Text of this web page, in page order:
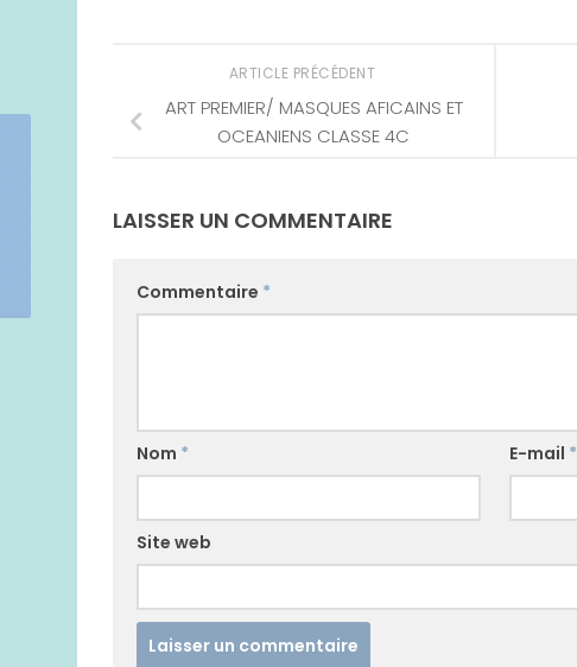
ARTICLE PRÉCÉDENT
ART PREMIER/ MASQUES AFICAINS ET
OCEANIENS CLASSE 4C
LAISSER UN COMMENTAIRE
Commentaire *
Nom * E-mail *
Site web